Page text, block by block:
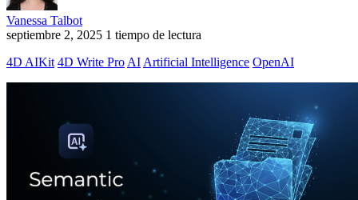
Vanessa Talbot
septiembre 2, 2025 1 tiempo de lectura
4D AIKit 4D Write Pro AI Artificial Intelligence OpenAI